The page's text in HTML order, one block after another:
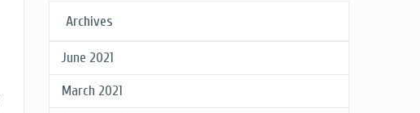
Archives
June 2021
March 2021